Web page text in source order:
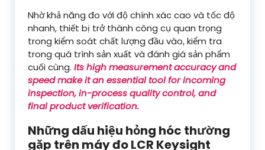
Nhờ khả năng đo với độ chính xác cao và tốc độ
nhanh, thiết bị trở thành công cụ quan trọng
trong kiểm soát chất lượng đầu vào, kiểm tra
trong quá trình sản xuất và đánh giá sản phẩm
cuối cùng. Its high measurement accuracy and
speed make it an essential tool for incoming
inspection, in-process quality control, and
final product verification.
Những dấu hiệu hỏng hóc thường
gặp trên máy đo LCR Keysight